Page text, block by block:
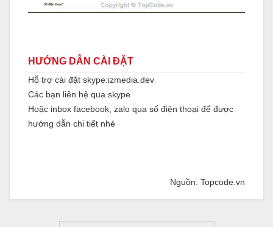
HƯỚNG DẪN CÀI ĐẶT
Hỗ trợ cài đặt skype:izmedia.dev
Các bạn liên hệ qua skype
Hoặc inbox facebook, zalo qua số điện thoại để được
hướng dẫn chi tiết nhé
Nguồn: Topcode.vn